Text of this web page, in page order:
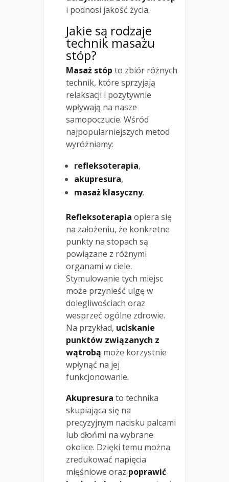
i podnosi jakość życia.
Jakie są rodzaje
technik masażu
stóp?
Masaż stóp to zbiór różnych
technik, które sprzyjają
relaksacji i pozytywnie
wpływają na nasze
samopoczucie. Wśród
najpopularniejszych metod
wyróżniamy:
refleksoterapia,
akupresura,
masaż klasyczny.
Refleksoterapia opiera się
na założeniu, że konkretne
punkty na stopach są
powiązane z różnymi
organami w ciele.
Stymulowanie tych miejsc
może przynieść ulgę w
dolegliwościach oraz
wesprzeć ogólne zdrowie.
Na przykład, uciskanie
punktów związanych z
wątrobą może korzystnie
wpłynąć na jej
funkcjonowanie.
Akupresura to technika
skupiająca się na
precyzyjnym nacisku palcami
lub dłońmi na wybrane
okolice. Dzięki temu można
zredukować napięcia
mięśniowe oraz poprawić